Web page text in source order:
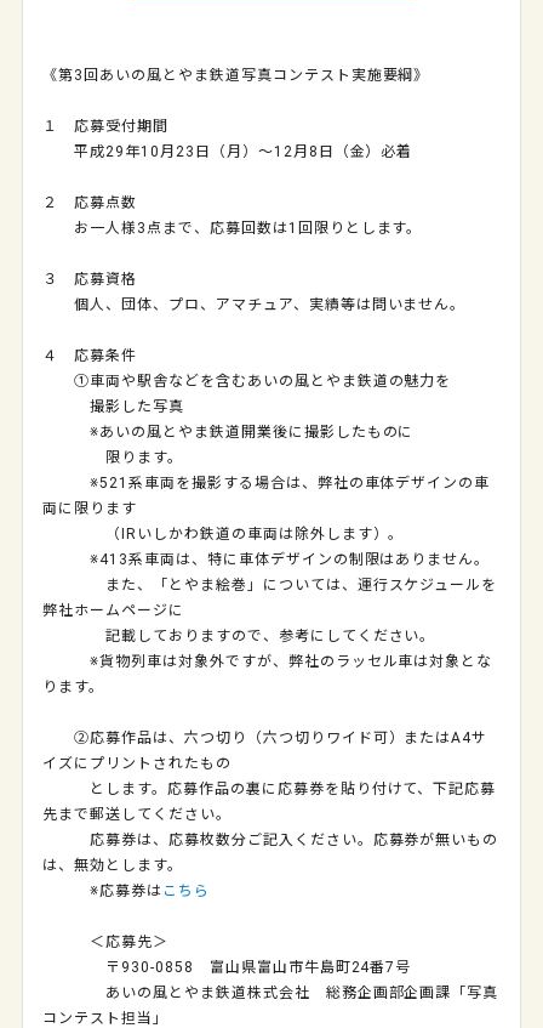
《第3 回あいの風とやま鉄道写真コンテスト実施要綱》
１ 応募受付期間
平成29 年10 月 23 日（月）～12 月 8 日（金）必着
２ 応募点数
お一人様 3 点まで、応募回数は1 回限りとします。
３ 応募資格
個人、団体、プロ、アマチュア、実績等は問いません。
４ 応募条件
①車両や駅舎などを含むあいの風とやま鉄道の魅力を
撮影した写真
※あいの風とやま鉄道開業後に撮影したものに
限ります。
※521系車両を撮影する場合は、弊社の車体デザインの車
両に限ります
（IR いしかわ鉄道の車両は除外します）。
※413系車両は、特に車体デザインの制限はありません。
また、「とやま絵巻」については、運行スケジュールを
弊社ホームページに
記載しておりますので、参考にしてください。
※貨物列車は対象外ですが、弊社のラッセル車は対象とな
ります。
②応募作品は、六つ切り（六つ切りワイド可）またはA4サ
イズにプリントされたもの
とします。応募作品の裏に応募券を貼り付けて、下記応募
先まで郵送してください。
応募券は、応募枚数分ご記入ください。応募券が無いもの
は、無効とします。
※応募券は こちら
＜応募先＞
〒 930‐0858 富山県富山市牛島町24番7 号
あいの風とやま鉄道株式会社 総務企画部企画課「写真
コンテスト担当」